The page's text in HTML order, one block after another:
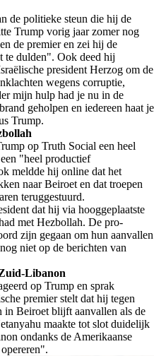
de politieke steun die hij de
Trump vorig jaar zomer nog
de premier en zei hij de
te dulden". Ook deed hij
president Herzog om de
wegens corruptie,
mijn hulp had je nu in de
geholpen en iedereen haat je
Trump.
op Truth Social een heel
"heel productief
meldde hij online dat het
naar Beiroet en dat troepen
teruggestuurd.
dat hij via hooggeplaatste
met Hezbollah. De pro-
zijn gegaan om hun aanvallen
niet op de berichten van
Libanon
op Trump en sprak
premier stelt dat hij tegen
in Beiroet blijft aanvallen als de
maakte tot slot duidelijk
ondanks de Amerikaanse